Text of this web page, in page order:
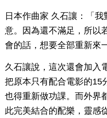
日本作曲家 久石讓：「
意。因為還不滿足，所以
會的話，想要全部重新來
久石讓說，這次還會加入
把原本只有配合電影的15
也得重新做功課。而外界
此完美結合的配樂，靈感